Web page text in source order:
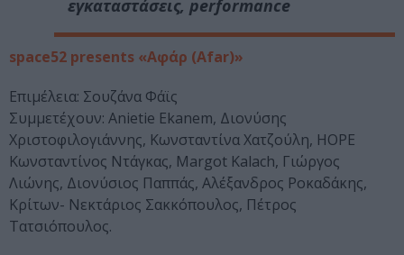
εγκαταστάσεις, performance
space52 presents «Αφάρ (Afar)»
Επιμέλεια: Σουζάνα Φάϊς
Συμμετέχουν: Anietie Ekanem, Διονύσης
Χριστοφιλογιάννης, Κωνσταντίνα Χατζούλη, HOPE
Κωνσταντίνος Ντάγκας, Margot Kalach, Γιώργος
Λιώνης, Διονύσιος Παππάς, Αλέξανδρος Ροκαδάκης,
Κρίτων- Νεκτάριος Σακκόπουλος, Πέτρος
Τατσιόπουλος.